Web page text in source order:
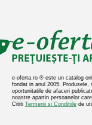
e-oferta.ro ® este un catalog
fondat in anul 2005. Produsele,
oportunitatile de afaceri
noastre apartin persoanelor
Cititi Termenii si Conditiile de